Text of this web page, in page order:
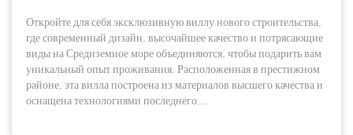
Откройте для себя эксклюзивную виллу нового строительства,
где современный дизайн, высочайшее качество и потрясающие
виды на Средиземное море объединяются, чтобы подарить вам
уникальный опыт проживания. Расположенная в престижном
районе, эта вилла построена из материалов высшего качества и
оснащена технологиями последнего...